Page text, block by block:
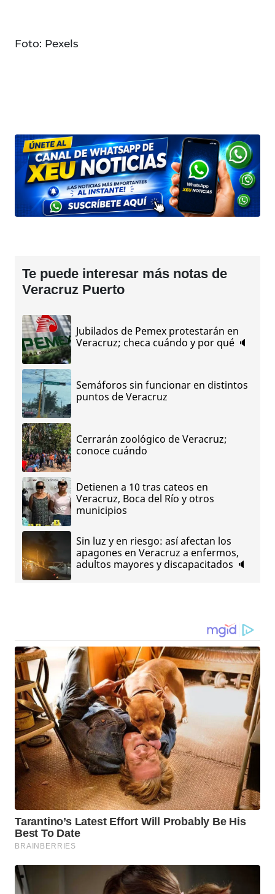
Foto: Pexels
Te puede interesar más notas de
Veracruz Puerto
Jubilados de Pemex protestarán en
Veracruz; checa cuándo y por qué 🔈
Semáforos sin funcionar en distintos
puntos de Veracruz
Cerrarán zoológico de Veracruz;
conoce cuándo
Detienen a 10 tras cateos en
Veracruz, Boca del Río y otros
municipios
Sin luz y en riesgo: así afectan los
apagones en Veracruz a enfermos,
adultos mayores y discapacitados 🔈